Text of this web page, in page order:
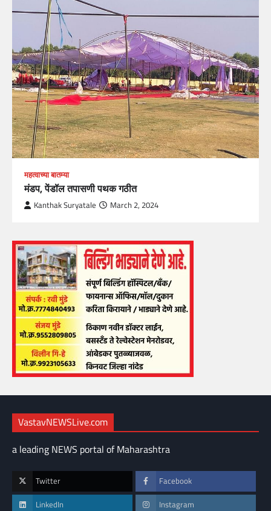
महत्वाच्या बातम्या
मंडप, पेंडॉल तपासणी पथक गठीत
Kanthak Suryatale March 2, 2024
VastavNEWSLive.com
a leading NEWS portal of Maharashtra
Twitter Facebook
LinkedIn Instagram